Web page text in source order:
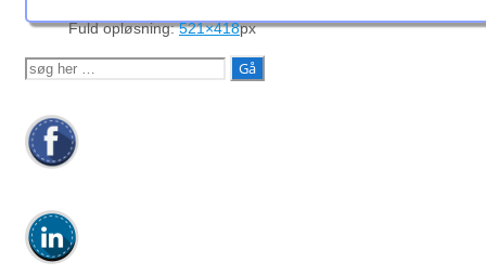
Fuld opløsning:521×418px
Søg